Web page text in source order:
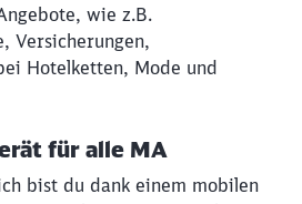
wie z.B.
Versicherungen,
Hotelketten, Mode und
für alle MA
bist du dank einem mobilen